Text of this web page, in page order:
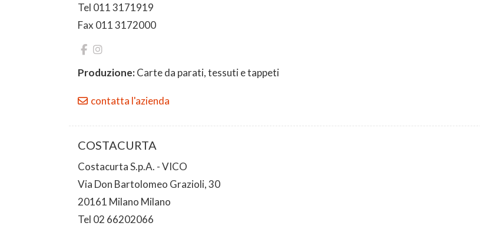
Tel 011 3171919
Fax 011 3172000
Produzione:Carte da parati, tessuti e tappeti
contatta l'azienda
COSTACURTA
Costacurta S.p.A. - VICO
Via Don Bartolomeo Grazioli, 30
20161 Milano Milano
Tel 02 66202066